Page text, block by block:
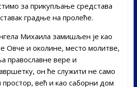
за прикупљање средстава
градње на пролеће.
Михаила замишљен је као
Овче и околине, место молитве,
православне вере и
он ће служити не само
простор, већ и као саборни дом